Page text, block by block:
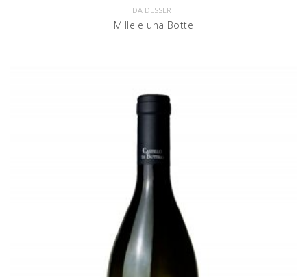
DA DESSERT
Mille e una Botte